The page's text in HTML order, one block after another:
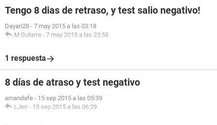
Tengo 8 dias de retraso, y test salio negativo!
Dayan28 - 7 may 2015 a las 03:18
M Gutarra - 7 may 2015 a las 23:58
1 respuesta
8 días de atraso y test negativo
amandafe - 15 sep 2015 a las 05:39
LJeri - 15 sep 2015 a las 06:29